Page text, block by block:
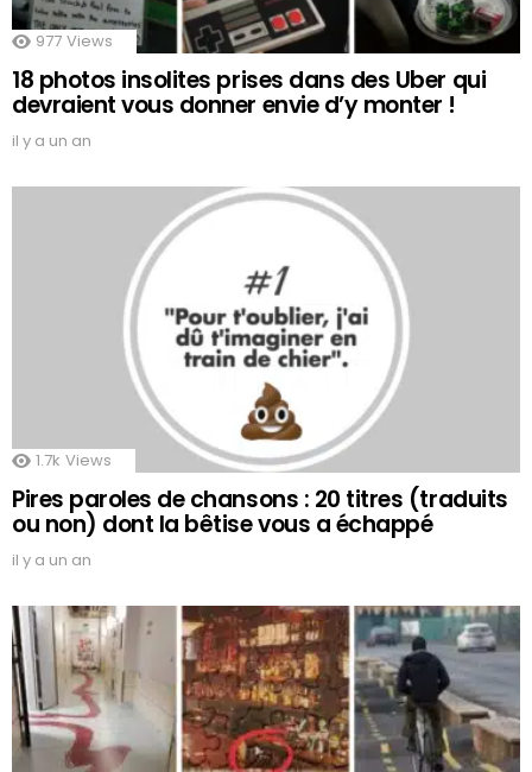
977 Views
18 photos insolites prises dans des Uber qui
devraient vous donner envie d’y monter !
il y a un an
1.7k Views
Pires paroles de chansons : 20 titres (traduits
ou non) dont la bêtise vous a échappé
il y a un an